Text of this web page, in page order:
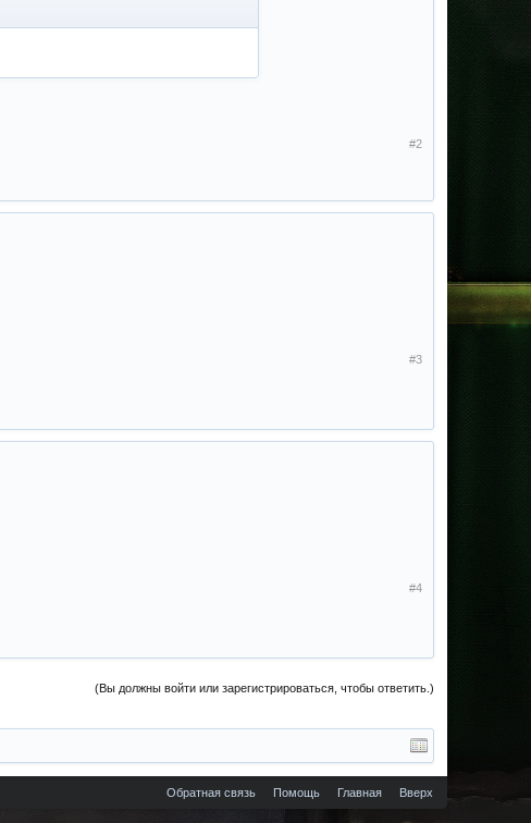
#2
#3
#4
(Вы должны войти или зарегистрироваться, чтобы ответить.)
Обратная связь Помощь Главная Вверх